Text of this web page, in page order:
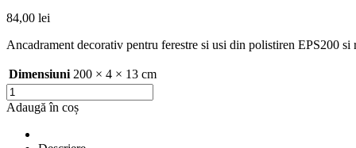
84,00 lei
Ancadrament decorativ pentru ferestre si usi din polistiren EPS200 si
Dimensiuni 200 × 4 × 13 cm
Cantitate
Ancadrament
fereastră
A24
Adaugă în coș